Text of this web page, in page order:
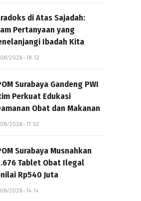
di Atas Sajadah:
Pertanyaan yang
Ibadah Kita
2026 - 18:12
Surabaya Gandeng PWI
Perkuat Edukasi
Obat dan Makanan
2026 - 17:52
Surabaya Musnahkan
Tablet Obat Ilegal
Rp540 Juta
2026 - 14:14